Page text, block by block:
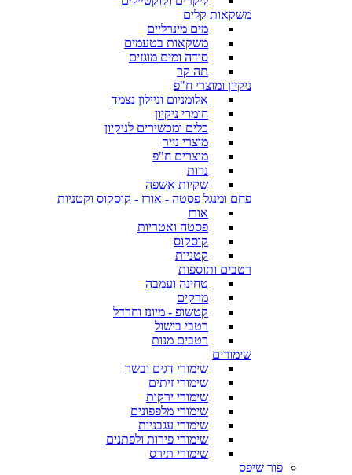
משקאות קלים
מים מינרליים
משקאות בטעמים
סודה ומים מוגזים
תה קר
ניקיון ומוצרי ח"פ
אלומניום וניילון נצמד
חומרי ניקיון
כלים ומכשירים לניקיון
מוצרי נייר
מוצרים ח"פ
נרות
שקיות אשפה
פחם ומנגל פסטה - אורז - קוסקוס וקטניות
אורז
פסטה ואטריות
קוסקוס
קטניות
רטבים ותוספות
טחינה ועמבה
מרקים
קטשופ - מיונז וחרדל
רטבי בישול
רטבים מנות
שימורים
שימורי דגים ובשר
שימורי זיתים
שימורי ירקות
שימורי מלפפונים
שימורי עגבניות
שימורי פירות ולפתנים
שימורי תירס
פור שיפס